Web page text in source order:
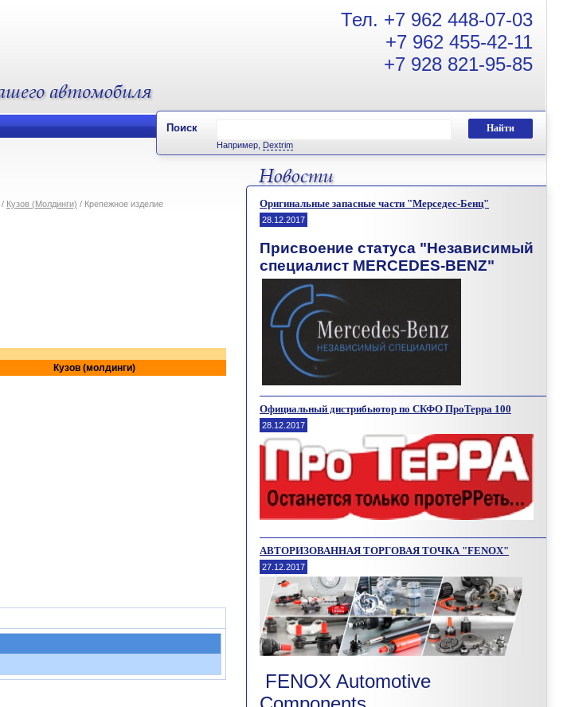
Тел. +7 962 448-07-03
+7 962 455-42-11
+7 928 821-95-85
Поиск
Например, Dextrim
/ Кузов (Молдинги) / Крепежное изделие
Кузов (молдинги)
Оригинальные запасные части "Мерседес-Бенц"
28.12.2017
Присвоение статуса "Независимый
специалист MERCEDES-BENZ"
Официальный дистрибьютор по СКФО ПроТерра 100
28.12.2017
АВТОРИЗОВАННАЯ ТОРГОВАЯ ТОЧКА "FENOX"
27.12.2017
FENOX Automotive